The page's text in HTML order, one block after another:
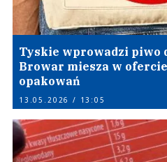
Tyskie wprowadzi piwo
Browar miesza w
opakowań
13.05.2026 / 13:05